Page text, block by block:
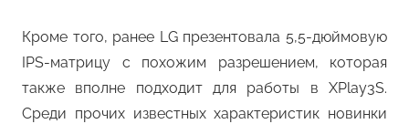
Кроме того, ранее LG презентовала 5,5-дюймовую
IPS-матрицу с похожим разрешением, которая
также вполне подходит для работы в XPlay3S.
Среди прочих известных характеристик новинки